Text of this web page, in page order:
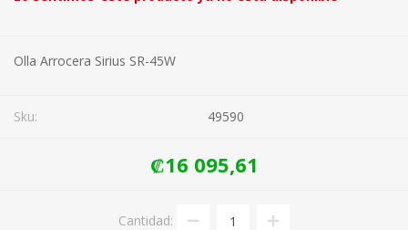
Olla Arrocera Sirius SR-45W
Sku: 49590
₡16 095,61
Cantidad: